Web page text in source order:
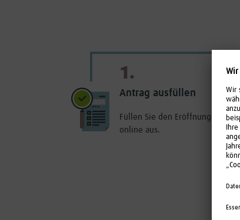
1.
Antrag ausfüllen
Füllen Sie den
online aus.